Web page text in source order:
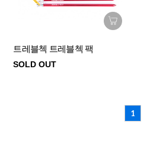
트레블첵 트레블첵 팩
SOLD OUT
1